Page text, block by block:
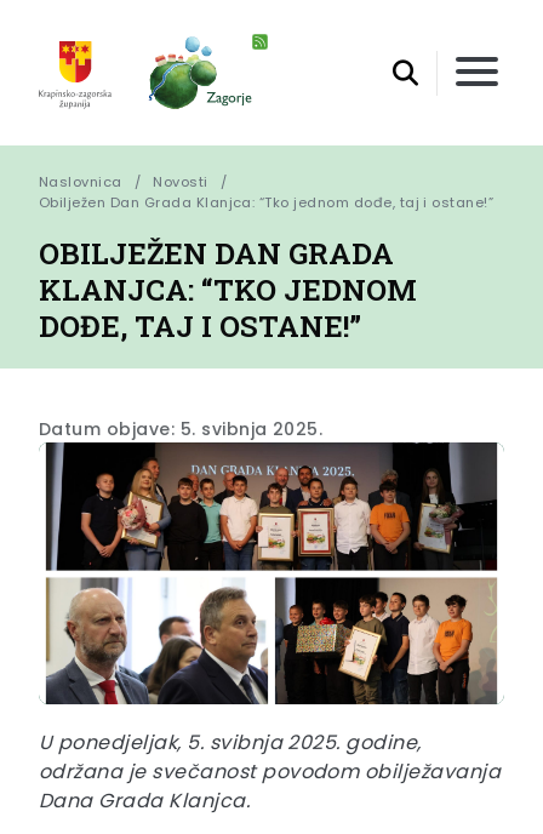
Naslovnica
Novosti
Obilježen Dan Grada Klanjca: “Tko jednom dođe, taj i ostane!”
OBILJEŽEN DAN GRADA
KLANJCA: “TKO JEDNOM
DOĐE, TAJ I OSTANE!”
Datum objave: 5. svibnja 2025.
U ponedjeljak, 5. svibnja 2025. godine,
održana je svečanost povodom obilježavanja
Dana Grada Klanjca.